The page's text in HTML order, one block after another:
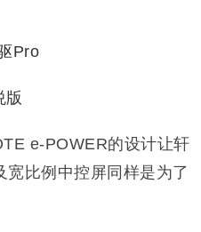
e-POWER的设计让轩
比例中控屏同样是为了